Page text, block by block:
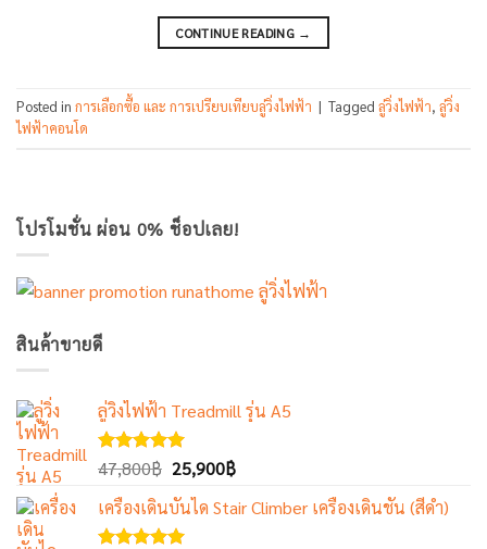
CONTINUE READING →
Posted in การเลือกซื้อ และ การเปรียบเทียบลู่วิ่งไฟฟ้า | Tagged ลู่วิ่งไฟฟ้า, ลู่วิ่ง
ไฟฟ้าคอนโด
โปรโมชั่น ผ่อน 0% ช็อปเลย!
สินค้าขายดี
ลู่วิ่งไฟฟ้า Treadmill รุ่น A5
ให้คะแนน
5.00
ตั้งแต่
1-5
คะแนน
47,800฿ Original
was:
47,800฿.
25,900฿Current
is:
เครื่องเดินบันได Stair Climber เครื่องเดินชัน (สีดำ)